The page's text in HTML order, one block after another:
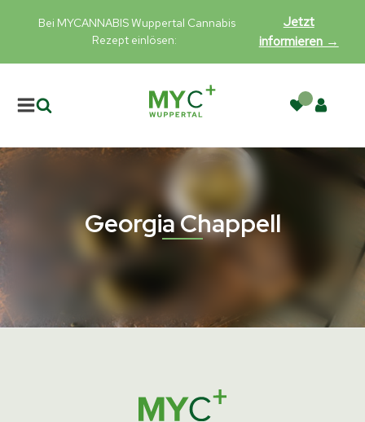
Bei MYCANNABIS Wuppertal Cannabis
Rezept einlösen:
Jetzt
informieren →
Georgia Chappell